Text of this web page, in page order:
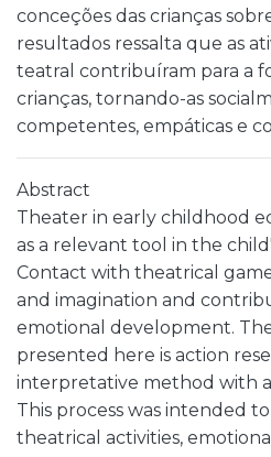
conceções das crianças
resultados ressalta que as
teatral contribuíram para a
crianças, tornando-as
competentes, empáticas e
Abstract
Theater in early childhood
as a relevant tool in the
Contact with theatrical
and imagination and
emotional development.
presented here is action
interpretative method with
This process was intended
theatrical activities,